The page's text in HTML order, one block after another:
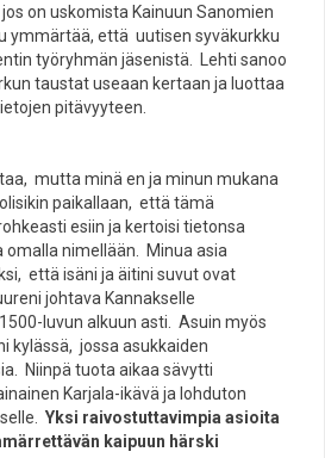
on uskomista Kainuun Sanomien
ymmärtää, että uutisen syväkurkku
työryhmän jäsenistä. Lehti sanoo
taustat useaan kertaan ja luottaa
pitävyyteen.
mutta minä en ja minun mukana
paikallaan, että tämä
esiin ja kertoisi tietonsa
omalla nimellään. Minua asia
että isäni ja äitini suvut ovat
johtava Kannakselle
luvun alkuun asti. Asuin myös
kylässä, jossa asukkaiden
Niinpä tuota aikaa sävytti
Karjala-ikävä ja lohduton
Yksi raivostuttavimpia asioita
kaipuun härski